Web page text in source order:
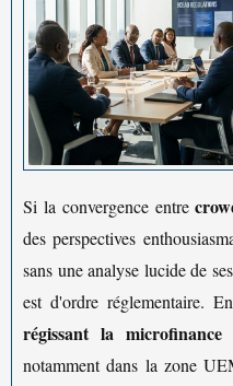
Si la convergence entre
des perspectives
sans une analyse lucide de
est d'ordre réglementaire.
régissant la microfinance
notamment dans la zone